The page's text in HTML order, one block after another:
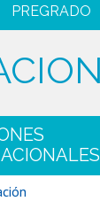
PREGRADO